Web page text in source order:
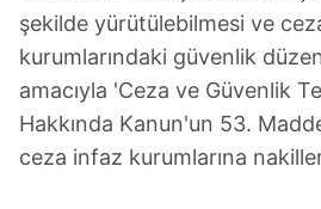
şekilde yürütülebilmesi ve
kurumlarındaki güvenlik
amacıyla 'Ceza ve Güvenlik
Hakkında Kanun'un 53.
ceza infaz kurumlarına